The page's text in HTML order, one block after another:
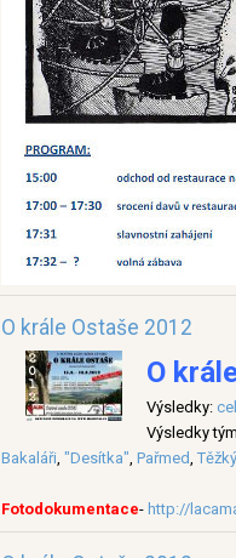
O krále Ostaše 2012
O
Výsledky:
Výsledky
Bakaláři, "Desítka", Pařmed,
Fotodokumentace- http://